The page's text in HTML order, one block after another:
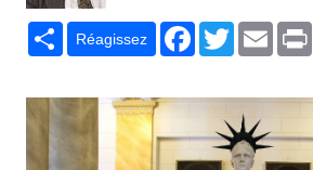
Partager
Réagissez Facebook
TwitterEmail